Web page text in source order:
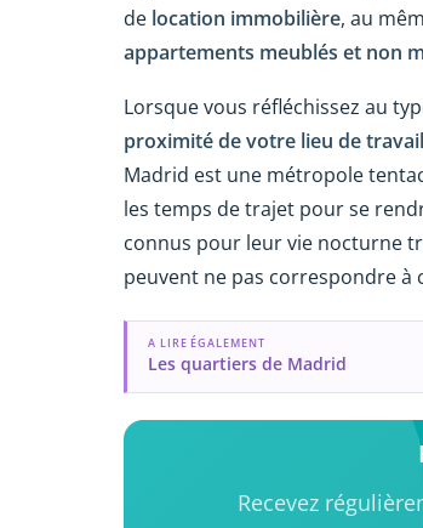
de location immobilière, au
appartements meublés et non
Lorsque vous réfléchissez au
proximité de votre lieu de travail
Madrid est une métropole
les temps de trajet pour se
connus pour leur vie nocturne
peuvent ne pas correspondre à
A LIRE ÉGALEMENT
Les quartiers de Madrid
Recevez